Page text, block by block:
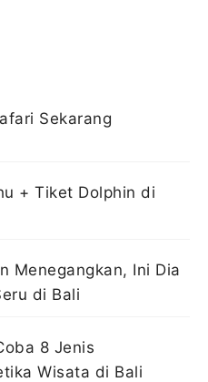
Sekarang
+ Tiket Dolphin di
Menegangkan, Ini Dia
di Bali
8 Jenis
Wisata di Bali